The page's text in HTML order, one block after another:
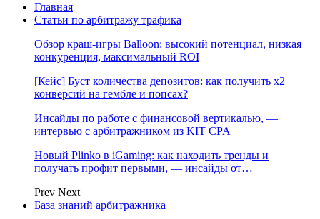
Главная
Статьи по арбитражу трафика
Обзор краш-игры Balloon: высокий потенциал, низкая
конкуренция, максимальный ROI
[Кейс] Буст количества депозитов: как получить х2
конверсий на гембле и попсах?
Инсайды по работе с финансовой вертикалью, —
интервью с арбитражником из KIT CPA
Новый Plinko в iGaming: как находить тренды и
получать профит первыми, — инсайды от…
Prev Next
База знаний арбитражника